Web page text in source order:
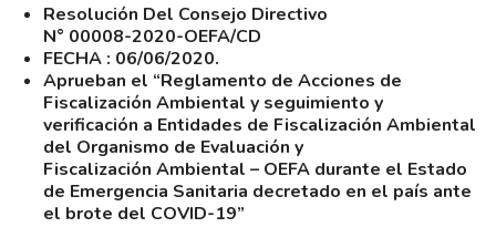
Resolución Del Consejo Directivo
N° 00008-2020-OEFA/CD
FECHA : 06/06/2020.
Aprueban el “Reglamento de Acciones de
Fiscalización Ambiental y seguimiento y
verificación a Entidades de Fiscalización Ambiental
del Organismo de Evaluación y
Fiscalización Ambiental – OEFA durante el Estado
de Emergencia Sanitaria decretado en el país ante
el brote del COVID-19”